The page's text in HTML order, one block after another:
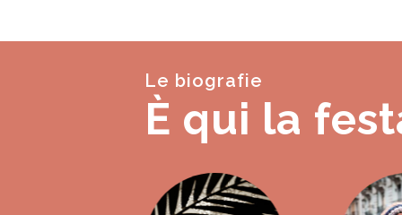
Le biografie
È qui la